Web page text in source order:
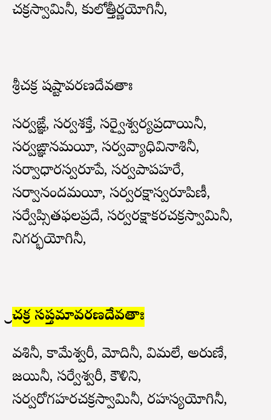
చక్రస్వామినీ, కులోత్తీర్ణయోగినీ,
శ్రీచక్ర షష్టావరణదేవతాః
సర్వఙ్ఞే, సర్వశక్తే, సర్వైశ్వర్యప్రదాయినీ,
సర్వఙ్ఞానమయీ, సర్వవ్యాధివినాశినీ,
సర్వాధారస్వరూపే, సర్వపాపహరే,
సర్వానందమయీ, సర్వరక్షాస్వరూపిణీ,
సర్వేప్సితఫలప్రదే, సర్వరక్షాకరచక్రస్వామినీ,
నిగర్భయోగినీ,
శ్రీచక్ర సప్తమావరణదేవతాః
వశినీ, కామేశ్వరీ, మోదినీ, విమలే, అరుణే,
జయినీ, సర్వేశ్వరీ, కౌళిని,
సర్వరోగహరచక్రస్వామినీ, రహస్యయోగినీ,